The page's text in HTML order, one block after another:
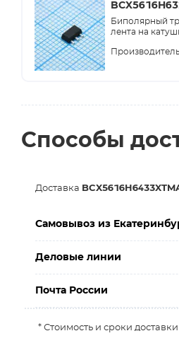
Биполярный
лента на
Способы
Доставка
Самовывоз из
Деловые линии
Почта России
* Стоимость и сроки